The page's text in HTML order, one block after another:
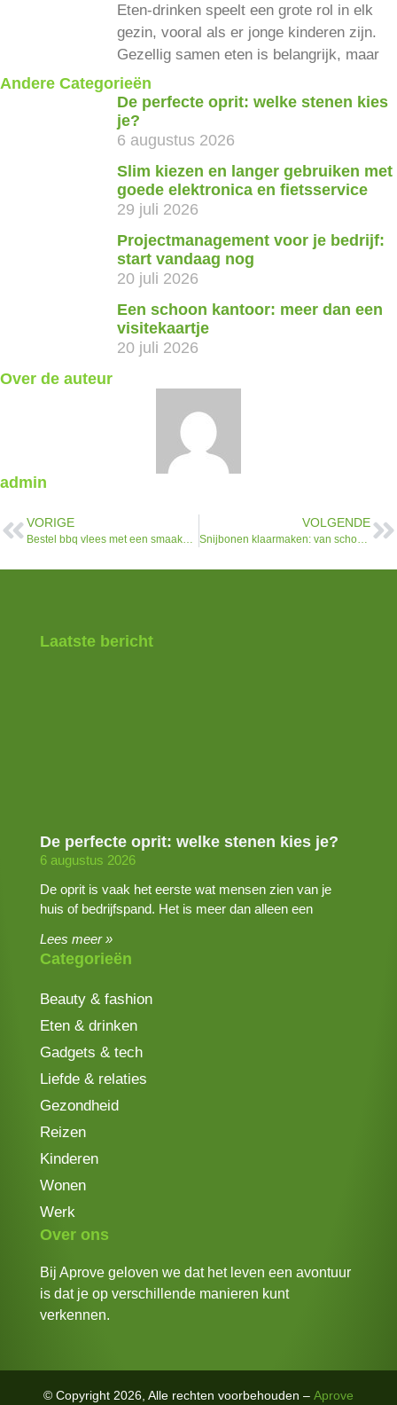
Eten-drinken speelt een grote rol in elk
gezin, vooral als er jonge kinderen zijn.
Gezellig samen eten is belangrijk, maar
Andere Categorieën
De perfecte oprit: welke stenen kies
je?
6 augustus 2026
Slim kiezen en langer gebruiken met
goede elektronica en fietsservice
29 juli 2026
Projectmanagement voor je bedrijf:
start vandaag nog
20 juli 2026
Een schoon kantoor: meer dan een
visitekaartje
20 juli 2026
Over de auteur
admin
VORIGE VOLGENDE
Snijbonen klaarmaken: van schoonmaken tot op je bord
Laatste bericht
De perfecte oprit: welke stenen kies je?
6 augustus 2026
De oprit is vaak het eerste wat mensen zien van je
huis of bedrijfspand. Het is meer dan alleen een
Lees meer »
Categorieën
Beauty & fashion
Eten & drinken
Gadgets & tech
Liefde & relaties
Gezondheid
Reizen
Kinderen
Wonen
Werk
Over ons
Bij Aprove geloven we dat het leven een avontuur
is dat je op verschillende manieren kunt
verkennen.
© Copyright 2026, Alle rechten voorbehouden – Aprove